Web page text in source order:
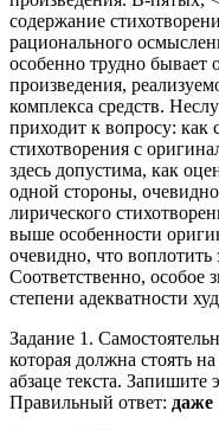
содержание
рационального
особенно трудно бывает
произведения,
комплекса средств.
приходит к вопросу: как
стихотворения с
здесь допустима, как
одной стороны,
лирического
выше особенности
очевидно, что воплотить
Соответственно, особое
степени адекватности
Задание 1.
которая должна стоять
абзаце текста. Запишите
Правильный ответ: даже